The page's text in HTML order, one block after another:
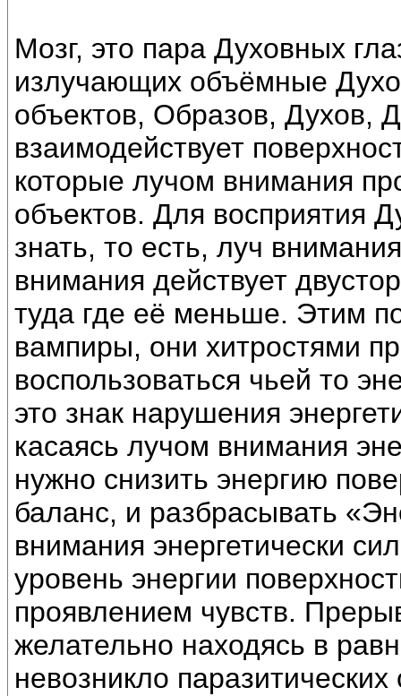
Мозг, это пара Духовных
излучающих объёмные
объектов, Образов, Духов,
взаимодействует
которые лучом внимания
объектов. Для восприятия
знать, то есть, луч
внимания действует
туда где её меньше. Этим
вампиры, они хитростями
воспользоваться чьей то
это знак нарушения
касаясь лучом внимания
нужно снизить энергию
баланс, и разбрасывать
внимания энергетически
уровень энергии
проявлением чувств.
желательно находясь в
невозникло паразитических